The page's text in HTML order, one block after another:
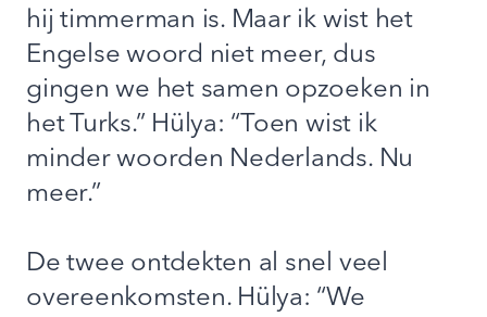
hij timmerman is. Maar ik wist het
Engelse woord niet meer, dus
gingen we het samen opzoeken in
het Turks.” Hülya: “Toen wist ik
minder woorden Nederlands. Nu
meer.”
De twee ontdekten al snel veel
overeenkomsten. Hülya: “We